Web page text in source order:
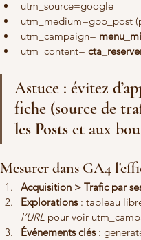
utm_source=google
utm_medium=gbp_post
utm_campaign=
utm_content=
Astuce : évitez
fiche (source de
les Posts et aux
Mesurer dans GA4
Acquisition > Trafic par
Explorations : tableau
l’URL pour voir
Événements clés :